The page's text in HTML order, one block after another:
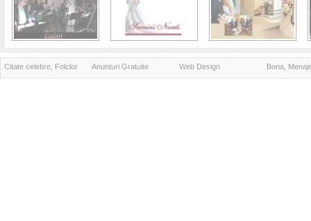
Citate celebre, Folclor Anunturi Gratuite Web Design Bona,